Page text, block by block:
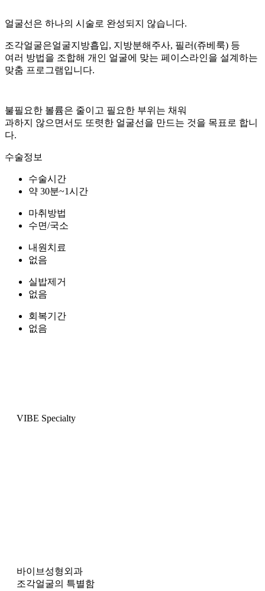
얼굴선은 하나의 시술로 완성되지 않습니다.
조각얼굴은얼굴지방흡입, 지방분해주사, 필러(쥬베룩) 등
여러 방법을 조합해 개인 얼굴에 맞는 페이스라인을 설계하는
맞춤 프로그램입니다.
불필요한 볼륨은 줄이고 필요한 부위는 채워
과하지 않으면서도 또렷한 얼굴선을 만드는 것을 목표로 합니
다.
수술정보
수술시간
약 30분~1시간
마취방법
수면/국소
내원치료
없음
실밥제거
없음
회복기간
없음
VIBE Specialty
바이브성형외과
조각얼굴의 특별함